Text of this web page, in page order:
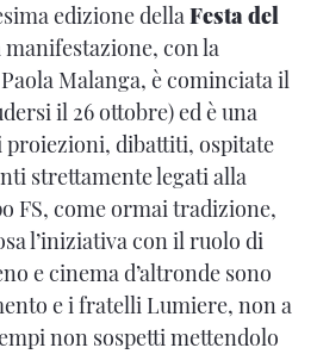
edizione dellaFesta del
manifestazione, con la
Malanga, è cominciata il
il 26 ottobre) ed è una
dibattiti, ospitate
strettamente legati alla
FS, come ormai tradizione,
l’iniziativa con il ruolo di
e cinema d’altronde sono
e i fratelli Lumiere, non a
non sospetti mettendolo